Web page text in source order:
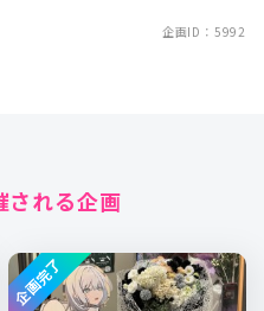
企画ID：5992
される企画
企画完了